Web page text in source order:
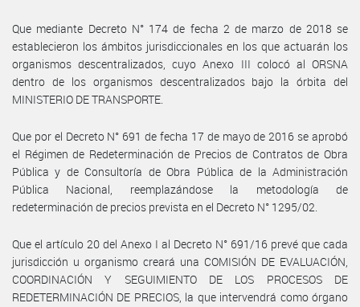
Que mediante Decreto N° 174 de fecha 2 de marzo de 2018 se
establecieron los ámbitos jurisdiccionales en los que actuarán los
organismos descentralizados, cuyo Anexo III colocó al ORSNA
dentro de los organismos descentralizados bajo la órbita del
MINISTERIO DE TRANSPORTE.
Que por el Decreto N° 691 de fecha 17 de mayo de 2016 se aprobó
el Régimen de Redeterminación de Precios de Contratos de Obra
Pública y de Consultoría de Obra Pública de la Administración
Pública Nacional, reemplazándose la metodología de
redeterminación de precios prevista en el Decreto N° 1295/02.
Que el artículo 20 del Anexo I al Decreto N° 691/16 prevé que cada
jurisdicción u organismo creará una COMISIÓN DE EVALUACIÓN,
COORDINACIÓN Y SEGUIMIENTO DE LOS PROCESOS DE
REDETERMINACIÓN DE PRECIOS, la que intervendrá como órgano